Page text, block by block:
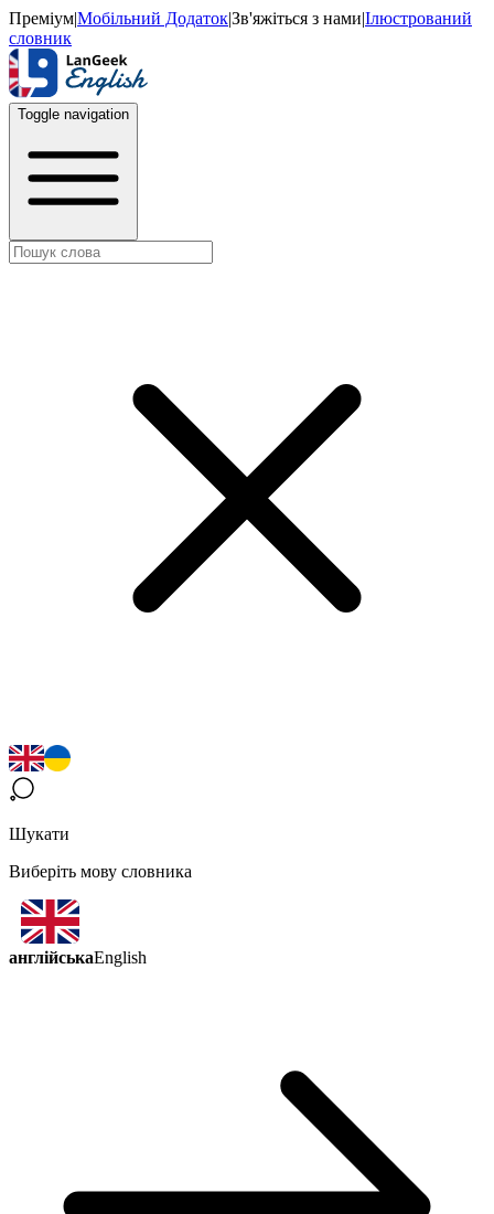
Преміум|Мобільний Додаток|Зв'яжіться з нами|Ілюстрований
словник
Toggle navigation
Шукати
Виберіть мову словника
англійськаEnglish